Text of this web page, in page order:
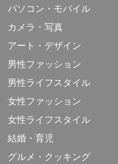
パソコン・モバイル
カメラ・写真
アート・デザイン
男性ファッション
男性ライフスタイル
女性ファッション
女性ライフスタイル
結婚・育児
グルメ・クッキング